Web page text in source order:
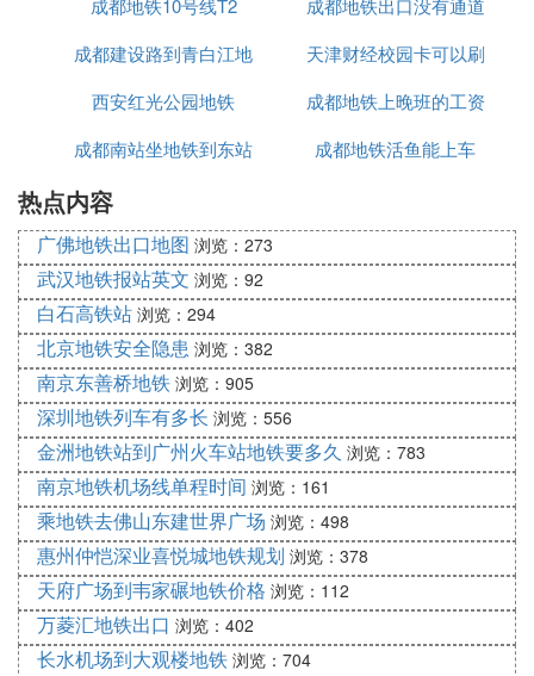
6日正式通车试运营。
地铁7号线全天运营时间为18个小时，系统最大行车
量可达到30对/小时，运输能力可达5.58万人次/小
时。7号线建成通车后，成都地铁骨干网形成了井+环
次。
参考资料：
搜狗网络-成都地铁2号线
搜狗网络-成都地铁7号线
⑻ 成都东站到成都南站该怎么乘地铁，求
帮忙
公交线路：地铁2号线 → 地铁1号线，全程约14.7公
里
1、从成都东站步行约130米,到达成都东客站
2、乘坐地铁2号线,经过7站, 到达天府广场站
3、乘坐地铁1号线,经过6站, 到达火车南站
4、步行约470米,到达成都火车南站
西安
成都地铁10号线T2
成都地铁出口没有通道
功能
成都建设路到青白江地
铁
天津财经校园卡可以刷
地铁吗
西安红光公园地铁
成都地铁上晚班的工资
高吗
成都南站坐地铁到东站
成都地铁活鱼能上车
热点内容
广佛地铁出口地图 浏览：273
武汉地铁报站英文 浏览：92
白石高铁站 浏览：294
北京地铁安全隐患 浏览：382
南京东善桥地铁 浏览：905
深圳地铁列车有多长 浏览：556
金洲地铁站到广州火车站地铁要多久 浏览：783
南京地铁机场线单程时间 浏览：161
乘地铁去佛山东建世界广场 浏览：498
惠州仲恺深业喜悦城地铁规划 浏览：378
天府广场到韦家碾地铁价格 浏览：112
万菱汇地铁出口 浏览：402
长水机场到大观楼地铁 浏览：704